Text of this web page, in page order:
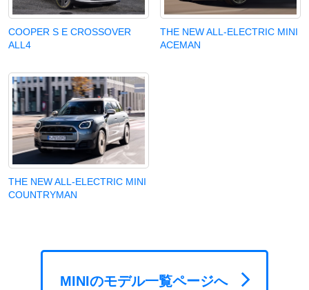
COOPER S E CROSSOVER
ALL4
THE NEW ALL-ELECTRIC MINI
ACEMAN
THE NEW ALL-ELECTRIC MINI
COUNTRYMAN
MINIのモデル一覧ページへ